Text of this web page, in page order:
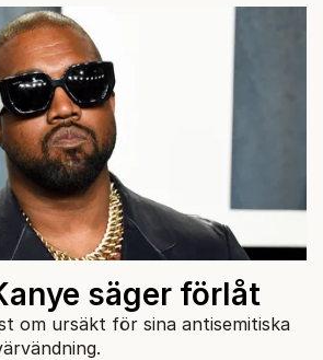
säger förlåt
om ursäkt för sina antisemitiska